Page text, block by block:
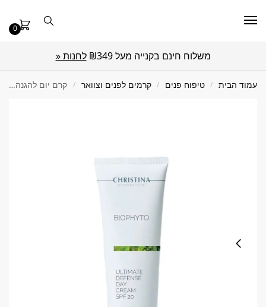
0
משלוח חינם בקנייה מעל ₪349 לחנות «
עמוד הבית / טיפוח פנים / קרמים לפנים וצוואר / קרם יום להגנה spf 20 ביו פיטו 75 מ"ל Christina כריסטינה